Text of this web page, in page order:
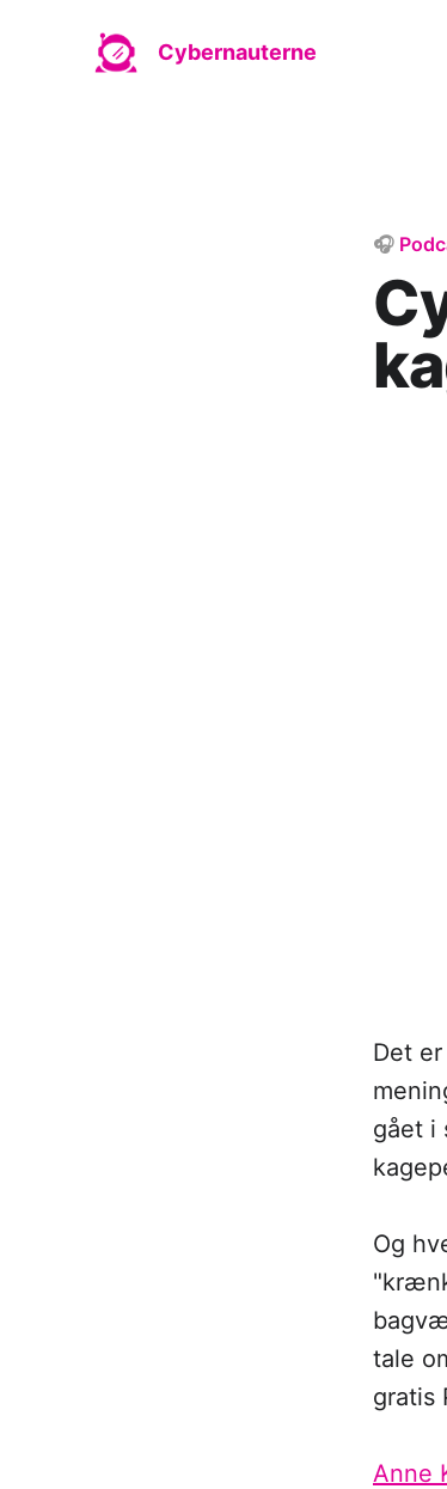
Cybernauterne
🎧
Det
gået i
Og
tale
gratis
Anne